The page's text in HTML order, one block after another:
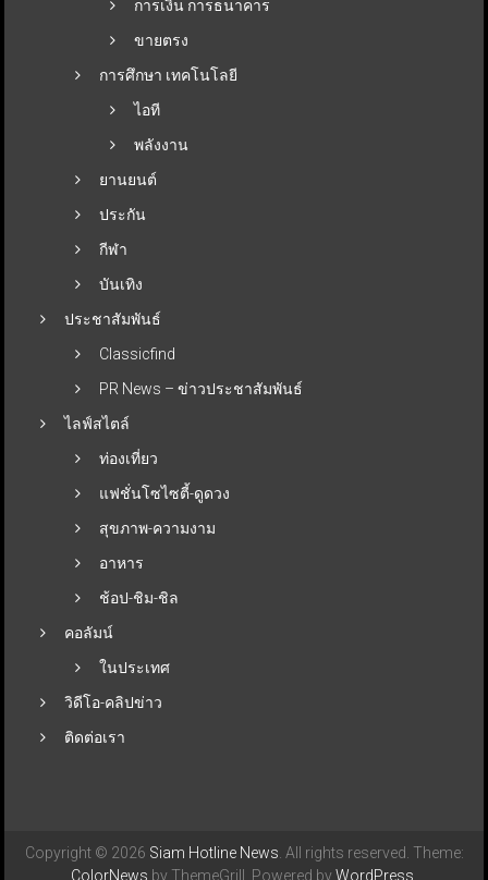
การเงิน การธนาคาร
ขายตรง
การศึกษา เทคโนโลยี
ไอที
พลังงาน
ยานยนต์
ประกัน
กีฬา
บันเทิง
ประชาสัมพันธ์
Classicfind
PR News – ข่าวประชาสัมพันธ์
ไลฟ์สไตล์
ท่องเที่ยว
แฟชั่นโซไซตี้-ดูดวง
สุขภาพ-ความงาม
อาหาร
ช้อป-ชิม-ชิล
คอลัมน์
ในประเทศ
วิดีโอ-คลิปข่าว
ติดต่อเรา
Copyright © 2026 Siam Hotline News . All rights reserved. Theme:
ColorNews by ThemeGrill. Powered byWordPress